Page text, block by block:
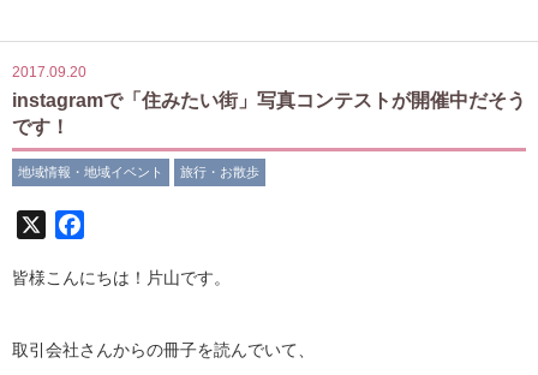
2017.09.20
instagramで「住みたい街」写真コンテストが開催中だそう
です！
地域情報・地域イベント 旅行・お散歩
皆様こんにちは！片山です。
取引会社さんからの冊子を読んでいて、